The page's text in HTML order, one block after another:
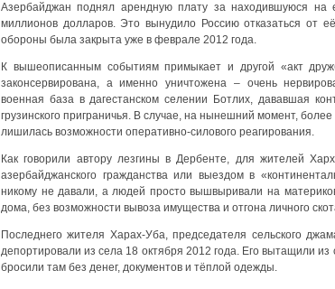
Азербайджан поднял арендную плату за находившуюся на
миллионов долларов. Это вынудило Россию отказаться от
обороны была закрыта уже в феврале 2012 года.
К вышеописанным событиям примыкает и другой «акт
законсервирована, а именно уничтожена – очень
военная база в дагестанском селении Ботлих, дававшая
грузинского приграничья. В случае, на нынешний момент,
лишилась возможности оперативно-силового реагирования.
Как говорили автору лезгины в Дербенте, для жителей
азербайджанского гражданства или выездом в
никому не давали, а людей просто вышвыривали на
дома, без возможности вывоза имущества и отгона личного
Последнего жителя Харах-Уба, председателя сельского
депортировали из села 18 октября 2012 года. Его вытащили
бросили там без денег, документов и тёплой одежды.